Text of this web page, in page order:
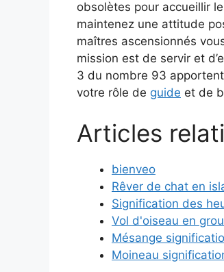
obsolètes pour accueillir le
maintenez une attitude
maîtres ascensionnés
mission est de servir et
3 du nombre 93 apportent
votre rôle de guide et de
Articles
bienveo
Rêver de chat en
Signification des
Vol d'oiseau en
Mésange
Moineau